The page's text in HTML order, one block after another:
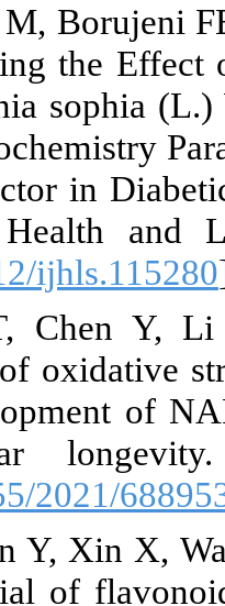
30. Sadeghi
J.
of
Glucose,
Serology
Journal of
[
31. Hong
mechanism
in the
and cellular
[
32. Li L, Qin
great